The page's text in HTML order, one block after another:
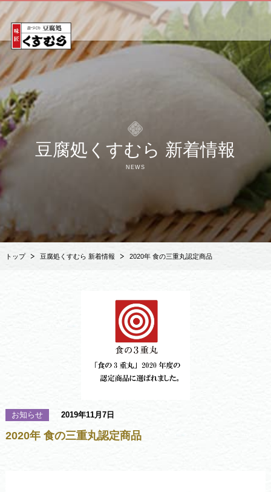
豆腐処くすむら 新着情報
NEWS
トップ 豆腐処くすむら 新着情報 2020年 食の三重丸認定商品
お知らせ 2019年11月7日
2020年 食の三重丸認定商品